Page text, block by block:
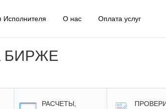
Исполнителя О нас Оплата услуг
БИРЖЕ
РАСЧЕТЫ,